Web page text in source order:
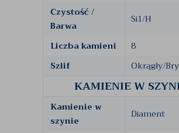
Czystość /
Barwa
Si1/H
Liczba kamieni
8
Szlif
Okrągły/
KAMIENIE W
Kamienie w
szynie
Diament